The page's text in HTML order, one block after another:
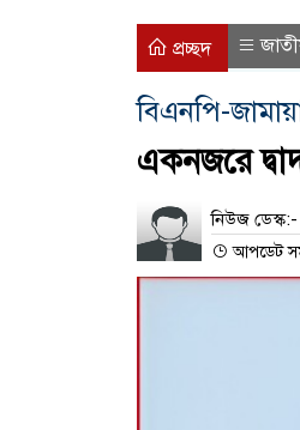
প্রচ্ছদ
বিএনপি-
একনজরে
নিউজ ডেস্ক:-
আপডেট